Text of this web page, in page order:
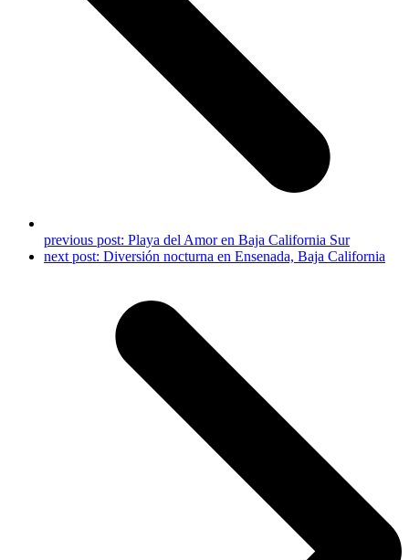
previous post: Playa del Amor en Baja California Sur
next post: Diversión nocturna en Ensenada, Baja California